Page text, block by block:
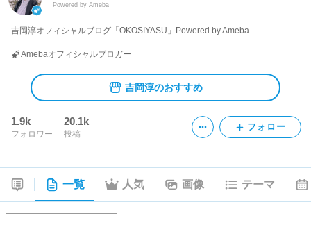
Powered by Ameba
吉岡淳オフィシャルブログ「OKOSIYASU」Powered by Ameba
Amebaオフィシャルブロガー
吉岡淳のおすすめ
1.9k
フォロワー
20.1k
投稿
フォロー
一覧 人気 画像 テーマ